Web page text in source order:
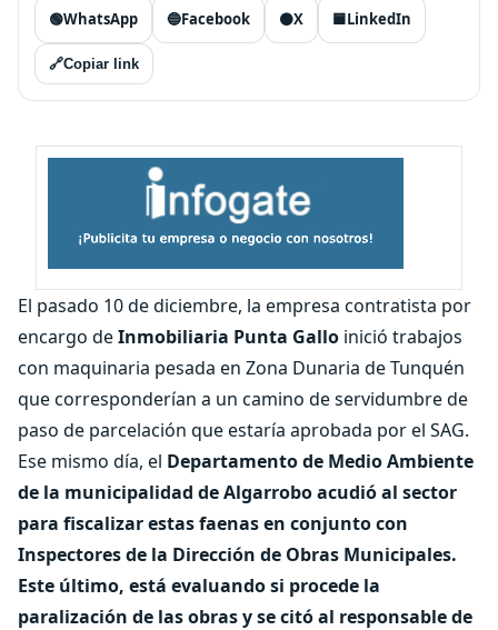
🟢WhatsApp 🔵Facebook ⚫X 🟦LinkedIn
🔗Copiar link
El pasado 10 de diciembre, la empresa contratista por
encargo deInmobiliaria Punta Gallo inició trabajos
con maquinaria pesada en Zona Dunaria de Tunquén
que corresponderían a un camino de servidumbre de
paso de parcelación que estaría aprobada por el SAG.
Ese mismo día, el Departamento de Medio Ambiente
de la municipalidad de Algarrobo acudió al sector
para fiscalizar estas faenas en conjunto con
Inspectores de la Dirección de Obras Municipales.
Este último, está evaluando si procede la
paralización de las obras y se citó al responsable de